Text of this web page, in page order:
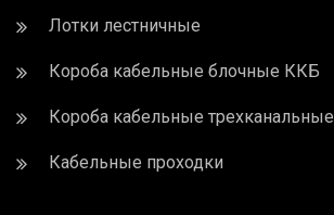
Лотки лестничные
Короба кабельные блочные ККБ
Короба кабельные трехканальные
Кабельные проходки